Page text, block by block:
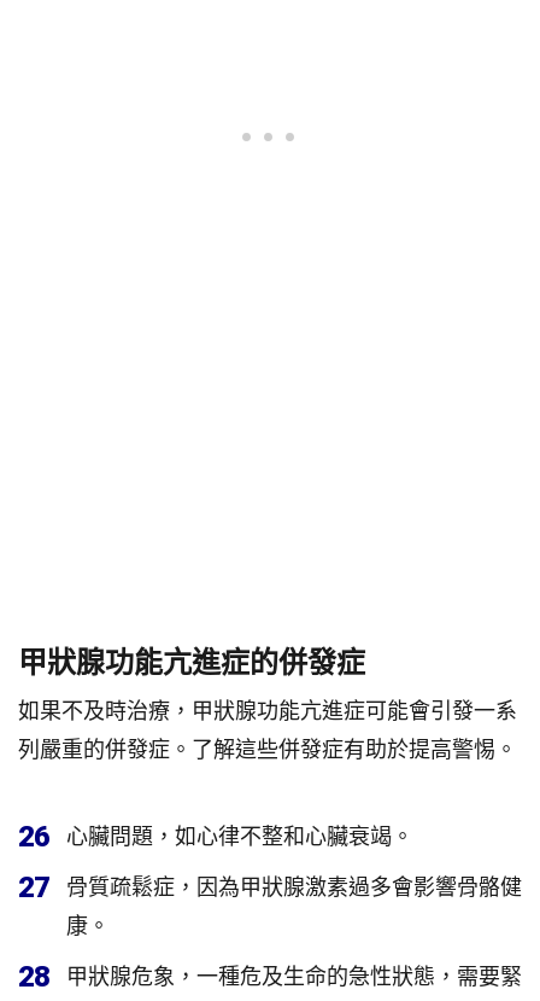
甲狀腺功能亢進症的併發症
如果不及時治療，甲狀腺功能亢進症可能會引發一系
列嚴重的併發症。了解這些併發症有助於提高警惕。
26 心臟問題，如心律不整和心臟衰竭。
27
骨質疏鬆症，因為甲狀腺激素過多會影響骨骼健
康。
28
甲狀腺危象，一種危及生命的急性狀態，需要緊